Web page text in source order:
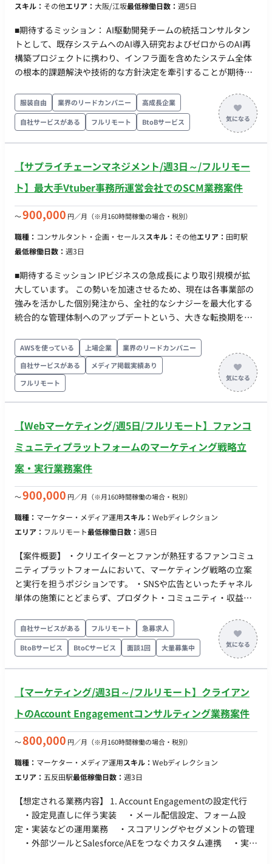
スキル： その他エリア： 大阪/江坂最低稼働日数： 週5日
■期待するミッション： AI駆動開発チームの統括コンサルタン
トとして、既存システムへのAI導入研究およびゼロからのAI再
構築プロジェクトに携わり、インフラ面を含めたシステム全体
の根本的課題解決や技術的な方針決定を牽引することが期待さ
入研究チーム、のマネジメント業務 ・インフラ面を含むシステ
ム全体の根本的課題（高速化など）の解決に向けた技術的な方
針決定・判断・コンサルティング ・プロダクト改善に向けた要
件定義およびアーキテクチャ設計の推進
服装自由 業界のリードカンパニー
高成長企業
自社サービスがある
フルリモート BtoBサービス
【サプライチェーンマネジメント/週3日～/フルリモー
ト】最大手Vtuber事務所運営会社でのSCM業務案件
〜900,000 円／月 （※月160時間稼働の場合・税別）
職種： コンサルタント・企画・セールススキル： その他エリア： 田町駅
最低稼働日数： 週3日
■期待するミッション IPビジネスの急成長により取引規模が拡
大しています。 この勢いを加速させるため、現在は各事業部の
強みを活かした個別発注から、全社的なシナジーを最大化する
統合的な管理体制へのアップデートという、大きな転換期を迎
するチームを新設します。 この「ゼロからの仕組みづくり」か
ら組織を率いていただけるリーダー候補を募集します。 ■担当
工程（業務範囲） 強い発注機能を支える正確かつ迅速な購買オ
ペレーション体制を確立・運用していただきます。 ・商品発注
センターの構築・運用管理 ：全社の商品購買機能を集約し、可
かを見極め、発注ルールの整備と徹底を行う ・オペレーション
設計 ：発注書発行から検収、請求照合に至る「三点一致」の業
の指導・管理 ・ステークホルダー交渉 ：各事業部との「知識・
目標優先度のギャップ」を埋め、全社的なルール遵守を推進す
る ■働き方・コミュニケーション方法 ・完全リモート可能 ・
Slackベースで会話、必要に応じてWebMTG実施 ・PC貸与 ・フ
ルフレックス稼働可能 ・月110時間以上の稼働目安
AWSを使っている 上場企業
業界のリードカンパニー
自社サービスがある
メディア掲載実績あり
フルリモート
【Webマーケティング/週5日/フルリモート】ファンコ
ミュニティプラットフォームのマーケティング戦略立
案・実行業務案件
〜900,000 円／月 （※月160時間稼働の場合・税別）
職種： マーケター・メディア運用スキル： Webディレクション
エリア： フルリモート最低稼働日数： 週5日
【案件概要】 ・クリエイターとファンが熱狂するファンコミュ
ニティプラットフォームにおいて、マーケティング戦略の立案
と実行を担うポジションです。 ・SNSや広告といったチャネル
単体の施策にとどまらず、プロダクト・コミュニティ・収益構
す。 ・事業として「同人系プラットフォーム領域での圧倒的
No.1」を目指しています。 ・データドリブンかつ仮説主導型の
マーケティング体制を築くことが求められます。 【作業内容】
・登録〜投稿〜収益化のファネルに基づくKPI設計・分析・再定
策定 ・SNS／PR／LP／クリエイター獲得／UGC施策の企画・
実行・改善 ・Redash／内部DBを用いた指標モニタリングと施
策仮説の立案 ・開発・デザイン・CS・コミュニティなど他部署
との横断連携 ・経営／現場それぞれに最適化された週次・月次
自社サービスがある フルリモート
急募求人
BtoBサービス
BtoCサービス 面談1回 大量募集中
【マーケティング/週3日～/フルリモート】クライアン
トのAccount Engagementコンサルティング業務案件
〜800,000 円／月 （※月160時間稼働の場合・税別）
職種： マーケター・メディア運用スキル： Webディレクション
エリア： 五反田駅最低稼働日数： 週3日
【想定される業務内容】 1. Account Engagementの設定代行
・設定見直しに伴う実装 ・メール配信設定、フォーム設
定・実装などの運用業務 ・スコアリングやセグメントの管理
・外部ツールとSalesforce/AEをつなぐカスタム連携 ・実装